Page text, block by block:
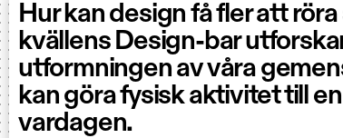
Hur kan design få fler att
kvällens Design-bar
utformningen av våra
kan göra fysisk aktivitet till
vardagen.